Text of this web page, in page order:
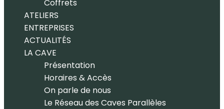
Coffrets
ATELIERS
ENTREPRISES
ACTUALITÉS
LA CAVE
Présentation
Horaires & Accès
On parle de nous
Le Réseau des Caves Parallèles